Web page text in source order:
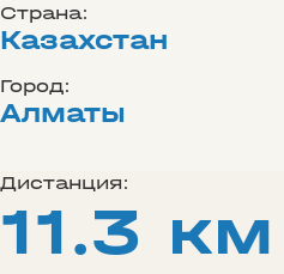
Страна:
Казахстан
Город:
Алматы
Дистанция:
11.3 км